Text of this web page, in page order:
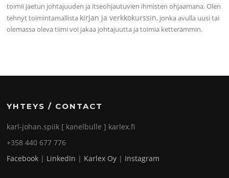
toimii jaetun johtajuuden ja itseohjautuvien ihmisten ohjaamana. Olen
tehnyt toimintamallista kirjan ja verkkokurssin, jonka avulla uusi tai
olemassa oleva tiimi voi jakaa johtajuutta ja toimia ketterämmin.
YHTEYS / CONTACT
karl-johan.spiik [ kanelbulle ] karlex.fi
+358 440 677 776
Facebook | LinkedIn | Karlex Oy | Instagram